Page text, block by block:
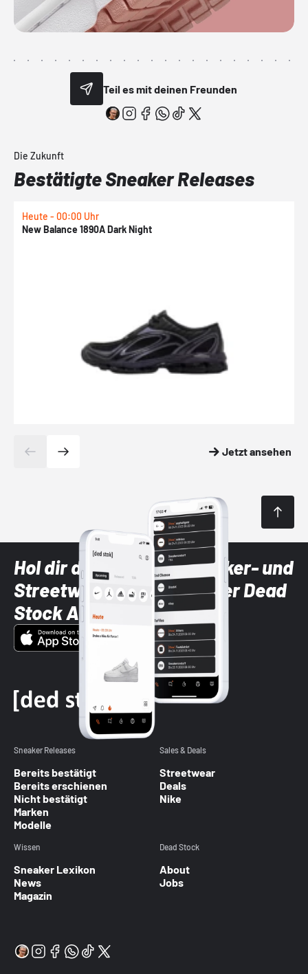
Teil es mit deinen Freunden
Die Zukunft
Bestätigte Sneaker Releases
Heute - 00:00 Uhr
New Balance 1890A Dark Night
Jetzt ansehen
Hol dir die neuesten Sneaker- und
Streetwear-Brands mit der Dead
Stock App
Sneaker Releases
Bereits bestätigt
Bereits erschienen
Nicht bestätigt
Marken
Modelle
Sales & Deals
Streetwear
Deals
Nike
Wissen
Sneaker Lexikon
News
Magazin
Dead Stock
About
Jobs